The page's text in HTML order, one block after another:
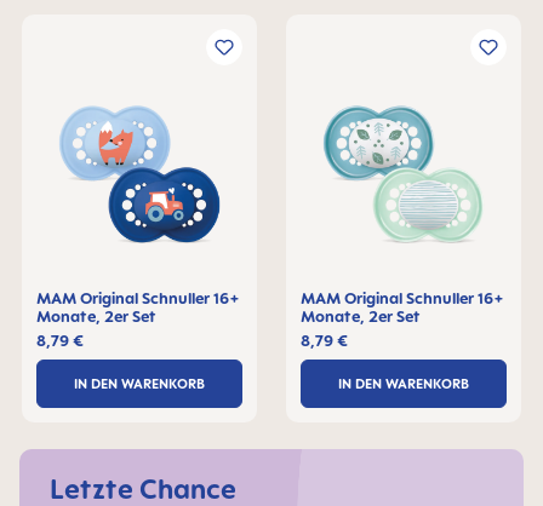
Letzte Chance
MAM Original Schnuller 16+
Monate, 2er Set
8,79 €
IN DEN WARENKORB
MAM Original Schnuller 16+
Monate, 2er Set
8,79 €
IN DEN WARENKORB